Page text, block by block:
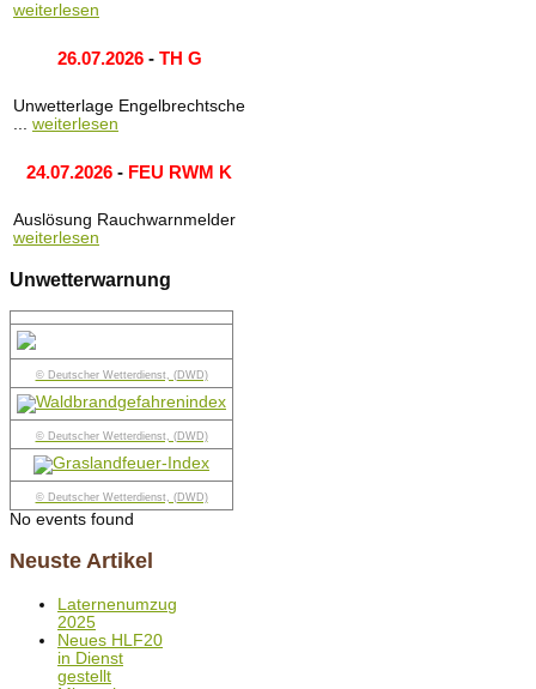
weiterlesen
26.07.2026- TH G
Unwetterlage Engelbrechtsche
... weiterlesen
24.07.2026 - FEU RWM K
Auslösung Rauchwarnmelder
weiterlesen
Unwetterwarnung
© Deutscher Wetterdienst, (DWD)
© Deutscher Wetterdienst, (DWD)
© Deutscher Wetterdienst, (DWD)
No events found
Neuste Artikel
Laternenumzug
2025
Neues HLF20
in Dienst
gestellt